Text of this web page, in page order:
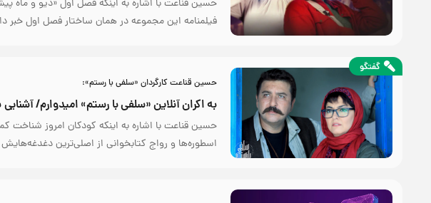
حسین قناعت با اشاره به اینکه فصل اول «دیو و ماه
فیلمنامه این مجموعه در همان ساختار فصل اول خبر
گفتگو
حسین قناعت کارگردان «سلفی با رستم»:
به اکران آنلاین «سلفی با رستم» امیدوارم/
حسین قناعت با اشاره به اینکه کودکان امروز شناخت
اسطوره‌ها و رواج کتابخوانی از اصلی‌ترین